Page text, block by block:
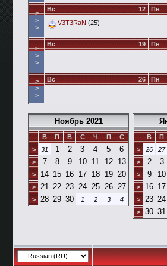
>
>
>
12
Вс
V3T3RaN (25)
Пн
>
>
>
19
Вс Пн
>
>
>
26
Вс Пн
Ноябрь 2021
В П В С Ч П
С
>
31 1 2 3 4 5 6
> 7 8 9 10 11 12 13
> 14 15 16 17 18 19 20
> 21 22 23 24 25 26 27
> 28 29 30 1 2 3 4
В П
>
26 27
> 2 3
> 9 10
> 16 17
> 23 24
> 30 31